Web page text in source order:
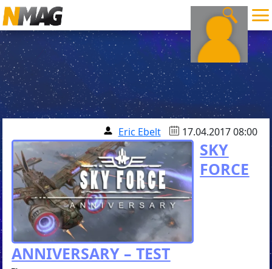
Eric Ebelt 17.04.2017 08:00
SKY
FORCE
ANNIVERSARY – TEST